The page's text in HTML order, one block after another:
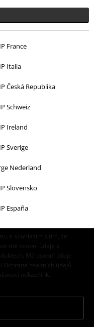
France
Italia
Česká Republika
Schweiz
Ireland
Sverige
Nederland
Slovensko
España
a souhlasím s tím, že
mé osobní údaje a
Mé osobní údaje
Ochrana osobních údajů
odkaz/link.